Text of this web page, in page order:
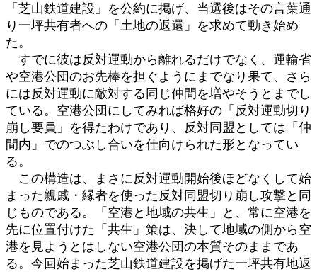
「芝山鉄道建設」を公約に掲げ、当選後はその言葉通
り一坪共有者への「土地の返還」を求めて動き始め
た。
すでに彼は反対運動から離れるだけでなく、運輸省
や空港公団のお先棒を担ぐようにまでなり果て、さら
には反対運動に敵対する同じ仲間を増やそうとまでし
ている。空港公団にしてみれば格好の「反対運動切り
崩し要員」を得たわけであり、反対同盟としては「仲
間内」でのつぶし合いを仕向けられた形となってい
る。
この構造は、まさに反対運動開始後ほどなくして始
まった親戚・縁者を使った反対同盟切り崩し攻撃と同
じものである。「空港と地域の共生」と、常に空港を
先に位置付けた「共生」策は、決して地域の側から空
港を見ようとはしない空港公団の本質そのままであ
る。今回始まった芝山鉄道建設を掲げた一坪共有地返